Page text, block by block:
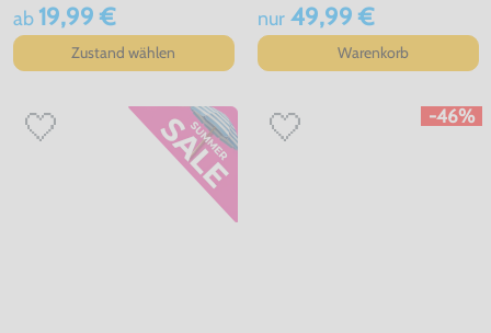
ab 19,99 €
Zustand wählen
nur49,99 €
Warenkorb
-46%